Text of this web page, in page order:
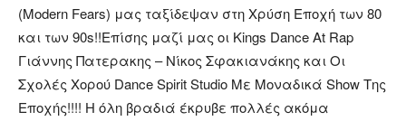
(Modern Fears) μας ταξίδεψαν στη Χρύση Εποχή των 80
και των 90s!!Επίσης μαζί μας οι Kings Dance At Rap
Γιάννης Πατερακης – Νίκος Σφακιανάκης και Οι
Σχολές Χορού Dance Spirit Studio Mε Μοναδικά Show Της
Εποχής!!!! Η όλη βραδιά έκρυβε πολλές ακόμα